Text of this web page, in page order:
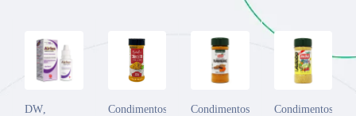
DW Condimentos Condimentos Condimentos